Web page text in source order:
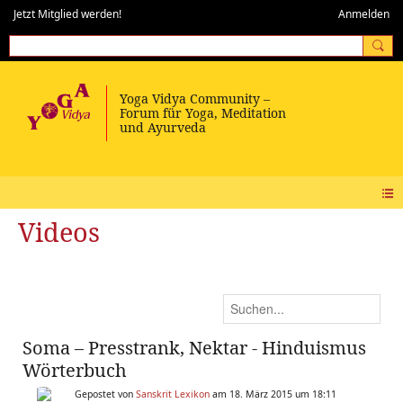
Jetzt Mitglied werden! Anmelden
Videos
Soma – Presstrank, Nektar - Hinduismus
Wörterbuch
Gepostet von Sanskrit Lexikon am 18. März 2015 um 18:11